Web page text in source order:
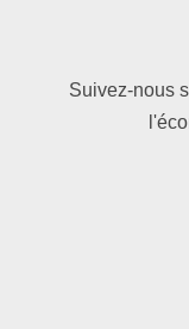
Suivez-nous